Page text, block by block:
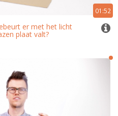
01:52
er met het licht
plaat valt?